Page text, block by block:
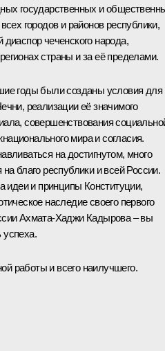
государственных и
городов и районов республики,
диаспор чеченского народа,
страны и за её пределами.
годы были созданы условия для
реализации её значимого
совершенствования
мира и согласия.
на достигнутом, много
на благо республики и всей России.
идеи и принципы Конституции,
наследие своего первого
Ахмата-Хаджи Кадырова – вы
успеха.
работы и всего наилучшего.